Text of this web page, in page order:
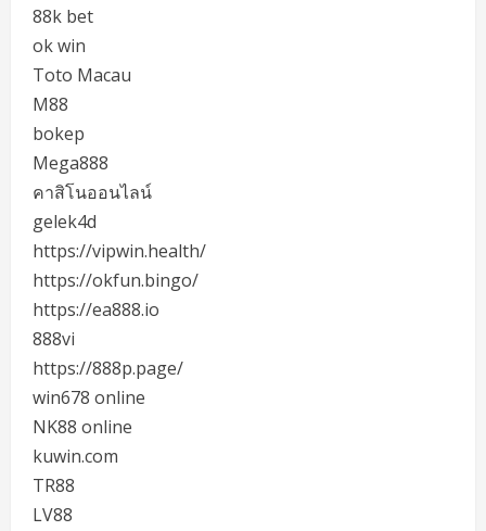
88k bet
ok win
Toto Macau
M88
bokep
Mega888
คาสิโนออนไลน์
gelek4d
https://vipwin.health/
https://okfun.bingo/
https://ea888.io
888vi
https://888p.page/
win678 online
NK88 online
kuwin.com
TR88
LV88